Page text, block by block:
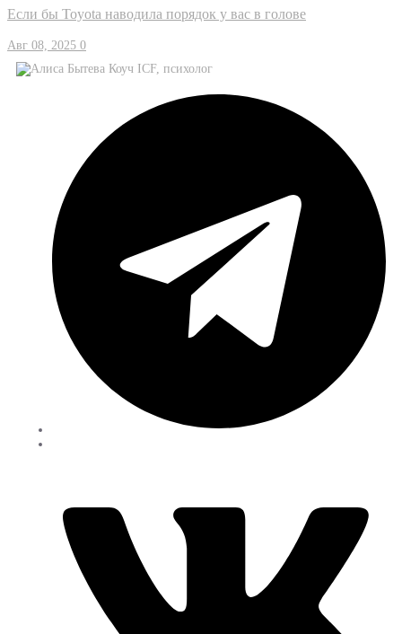
Если бы Toyota наводила порядок у вас в голове
Авг 08, 2025 0